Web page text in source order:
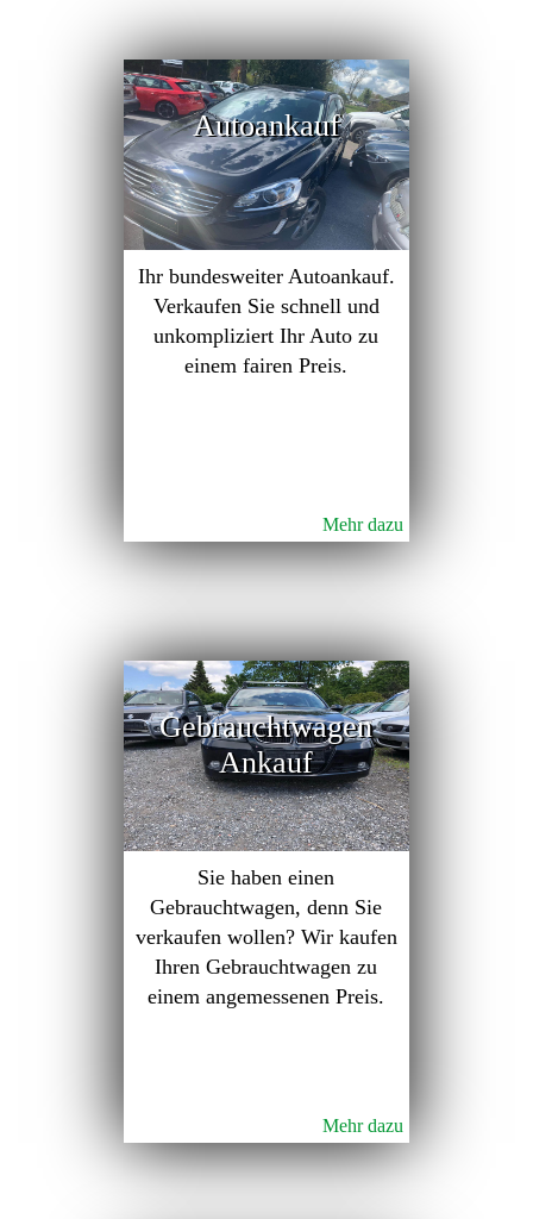
Autoankauf
Ihr bundesweiter Autoankauf.
Verkaufen Sie schnell und
unkompliziert Ihr Auto zu
einem fairen Preis.
Mehr dazu
Gebrauchtwagen
Ankauf
Sie haben einen
Gebrauchtwagen, denn Sie
verkaufen wollen? Wir kaufen
Ihren Gebrauchtwagen zu
einem angemessenen Preis.
Mehr dazu